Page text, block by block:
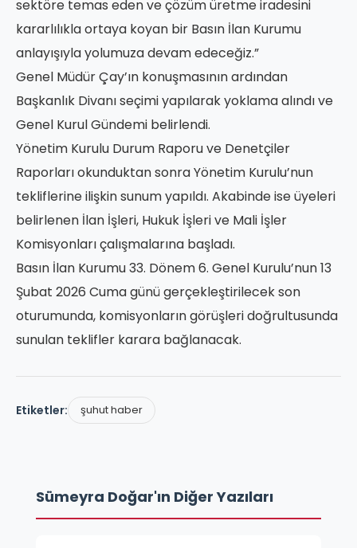
sektöre temas eden ve çözüm üretme iradesini
kararlılıkla ortaya koyan bir Basın İlan Kurumu
anlayışıyla yolumuza devam edeceğiz.”
Genel Müdür Çay’ın konuşmasının ardından
Başkanlık Divanı seçimi yapılarak yoklama alındı ve
Genel Kurul Gündemi belirlendi.
Yönetim Kurulu Durum Raporu ve Denetçiler
Raporları okunduktan sonra Yönetim Kurulu’nun
tekliflerine ilişkin sunum yapıldı. Akabinde ise üyeleri
belirlenen İlan İşleri, Hukuk İşleri ve Mali İşler
Komisyonları çalışmalarına başladı.
Basın İlan Kurumu 33. Dönem 6. Genel Kurulu’nun 13
Şubat 2026 Cuma günü gerçekleştirilecek son
oturumunda, komisyonların görüşleri doğrultusunda
sunulan teklifler karara bağlanacak.
Etiketler: şuhut haber
Sümeyra Doğar'ın Diğer Yazıları